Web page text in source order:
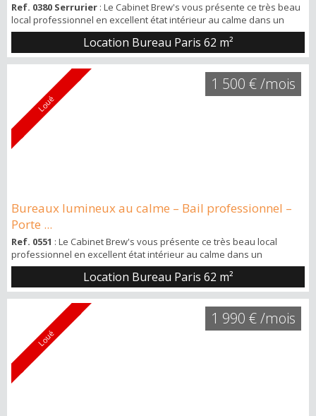
Ref. 0380 Serrurier : Le Cabinet Brew's vous présente ce très beau
local professionnel en excellent état intérieur au calme dans un
environnement de travail idéal, car lumineux, situé à 100m de
l’hôpital Robert Debré et à 200m du métro Porte des Lilas. Situé 33
boulevard Serrurier, au 3ème et dernier étage avec ascenseur et
escalier. Superficie d’environ 62m2 et composé d’un grand espace
principal, un p...
Location Bureau Paris 62 m²
Loué
Bureaux lumineux au calme – Bail professionnel –
Porte ...
Ref. 0551 : Le Cabinet Brew's vous présente ce très beau local
professionnel en excellent état intérieur au calme dans un
environnement de travail idéal, car lumineux, situé à 100m de
l’hôpital Robert Debré et à 200m du métro Porte des Lilas. Situé 33
boulevard Serrurier, au 3ème et dernier étage avec ascenseur et
escalier. Superficie d’environ 62m2 et composé d’un grand espace
principal, un p...
Location Bureau Paris 62 m²
1 500 € /mois
Loué
1 990 € /mois